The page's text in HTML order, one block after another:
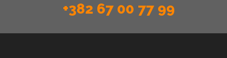
+382 67 00 77 99